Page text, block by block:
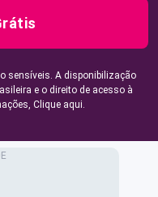
sensíveis. A disponibilização
e o direito de acesso à
Clique aqui.